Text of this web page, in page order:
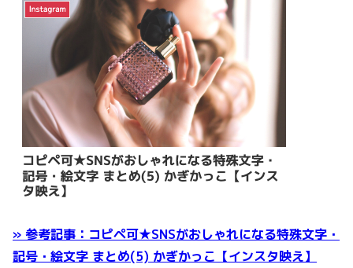
» 参考記事：コピペ可★SNSがおしゃれになる特殊文字・
記号・絵文字 まとめ(5) かぎかっこ【インスタ映え】